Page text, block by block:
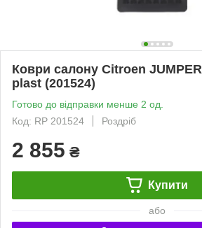
Коври салону Citroen
plast (201524)
Готово до відправки менше 2 од.
Код: RP 201524
Роздріб
2 855 ₴
Купити
або